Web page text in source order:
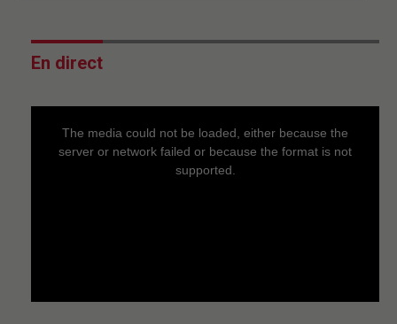
En direct
The media could not be loaded, either because the
server or network failed or because the format is not
supported.